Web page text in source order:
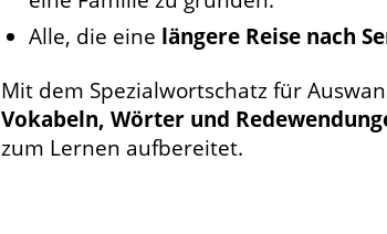
Alle, die eine längere Reise nach
Mit dem Spezialwortschatz für
Vokabeln, Wörter und
zum Lernen aufbereitet.